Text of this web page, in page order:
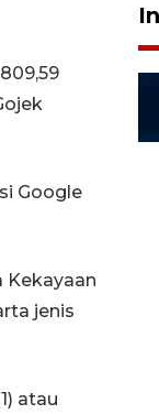
Google
Kekayaan
jenis
atau